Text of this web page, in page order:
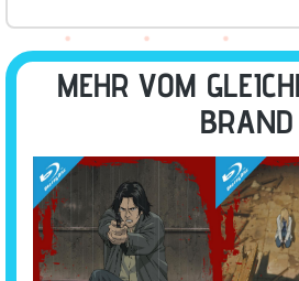
MEHR VOM
BRAND